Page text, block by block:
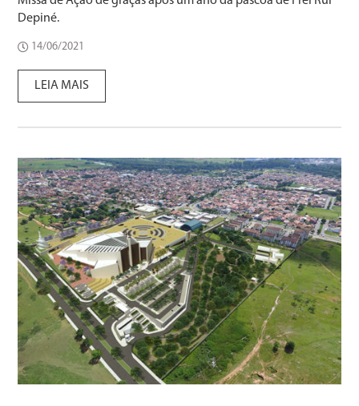
Depiné.
14/06/2021
LEIA MAIS